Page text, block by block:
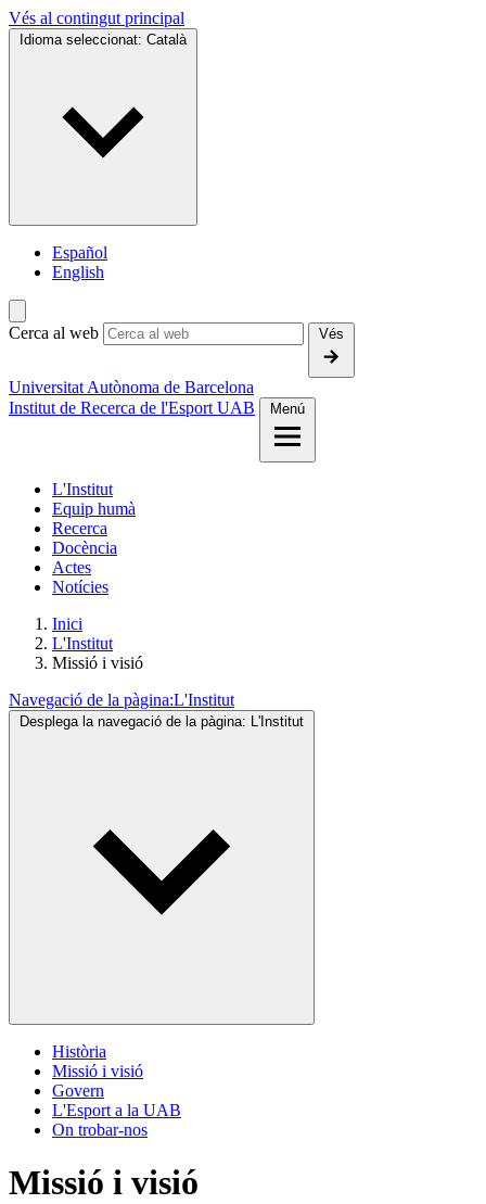
Vés al contingut principal
Idioma seleccionat: Català
Español
English
Cerca al web Vés
Universitat Autònoma de Barcelona
Institut de Recerca de l'Esport UAB
Menú
L'Institut
Equip humà
Recerca
Docència
Actes
Notícies
Inici
L'Institut
Missió i visió
Navegació de la pàgina:L'Institut
Desplega la navegació de la pàgina: L'Institut
Història
Missió i visió
Govern
L'Esport a la UAB
On trobar-nos
Missió i visió